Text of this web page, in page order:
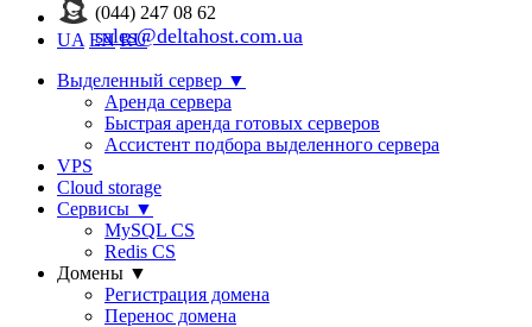
(044) 247 08 62
sales@deltahost.com.ua
UA EN RU
Выделенный сервер ▼
Аренда сервера
Быстрая аренда готовых серверов
Ассистент подбора выделенного сервера
VPS
Cloud storage
Сервисы ▼
MySQL CS
Redis CS
Домены ▼
Регистрация домена
Перенос домена